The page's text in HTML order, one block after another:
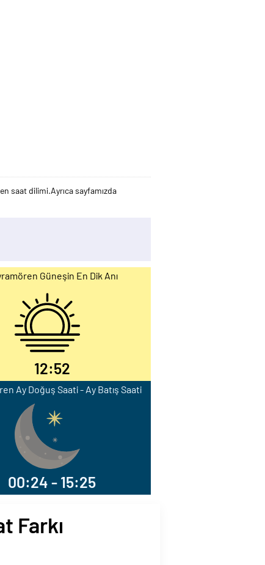
saat dilimi.Ayrıca sayfamızda
Güneşin En Dik Anı
12:52
Ay Doğuş Saati - Ay Batış Saati
00:24 - 15:25
Farkı